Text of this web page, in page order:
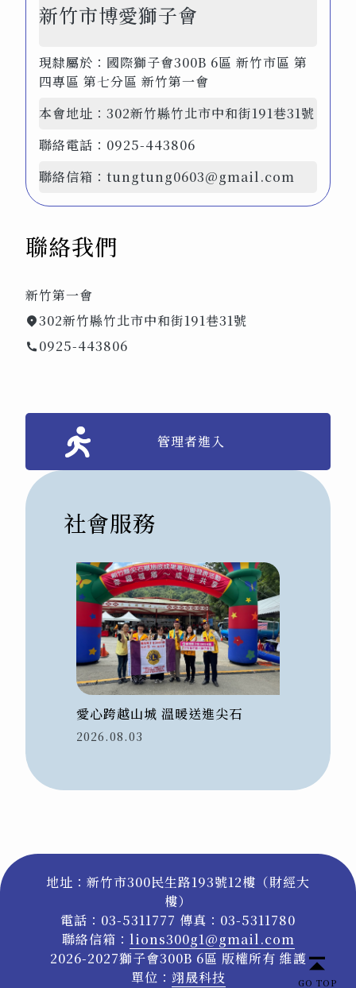
新竹市博愛獅子會
現隸屬於： 國際獅子會300B 6區 新竹市區 第
四專區 第七分區 新竹第一會
本會地址： 302新竹縣竹北市中和街191巷31號
聯絡電話： 0925-443806
聯絡信箱： tungtung0603@gmail.com
聯絡我們
新竹第一會
302新竹縣竹北市中和街191巷31號
0925-443806
管理者進入
社會服務
愛心跨越山城 溫暖送進尖石
2026.08.03
地址：新竹市300民生路193號12樓（財經大
樓）
電話：03-5311777 傳真：03-5311780
聯絡信箱： lions300g1@gmail.com
2026-2027獅子會300B 6區 版權所有 維護
單位： 翊晟科技 GO TOP